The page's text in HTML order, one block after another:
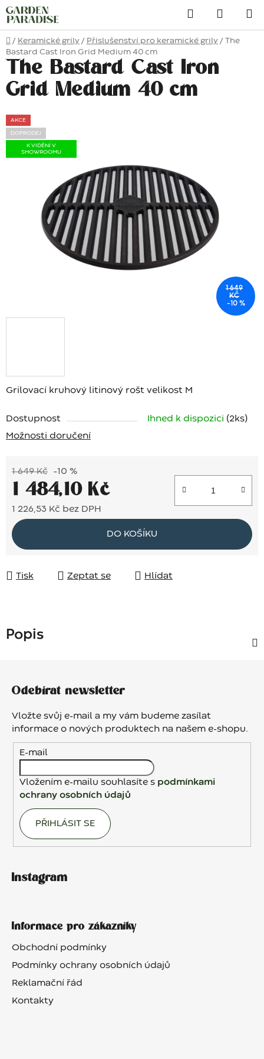
Přejít
na
obsah
Hledat
Domů
/ Keramické grily / Příslušenství pro keramické grily / The
Bastard Cast Iron Grid Medium 40 cm
Grilovací kruhový litinový rošt velikost M
Dostupnost Ihned k dispozici (2 ks)
Možnosti doručení
1 649 Kč –10 %
1 484,10 Kč
1 226,53 Kč bez DPH
Měrná cena:
DO KOŠÍKU
Tisk Zeptat se Hlídat
The Bastard Cast Iron
Grid Medium 40 cm
AKCE
DOPRODEJ
K VIDĚNÍ V
SHOWROOMU
1 649
KČ
–10 %
Popis
Odebírat newsletter
Vložte svůj e-mail a my vám budeme zasílat
informace o nových produktech na našem e-shopu.
E-mail
Vložením e-mailu souhlasíte s podmínkami
ochrany osobních údajů
PŘIHLÁSIT SE
Instagram
Informace pro zákazníky
Obchodní podmínky
Podmínky ochrany osobních údajů
Reklamační řád
Kontakty